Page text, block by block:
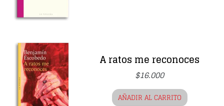
A ratos me reconoces
$16.000
AÑADIR AL CARRITO